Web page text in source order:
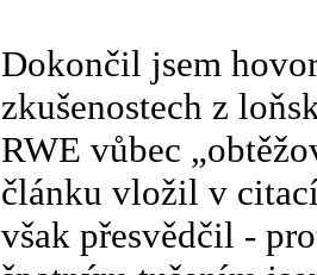
Dokončil jsem
zkušenostech z
RWE vůbec
článku vložil v
však přesvědčil -